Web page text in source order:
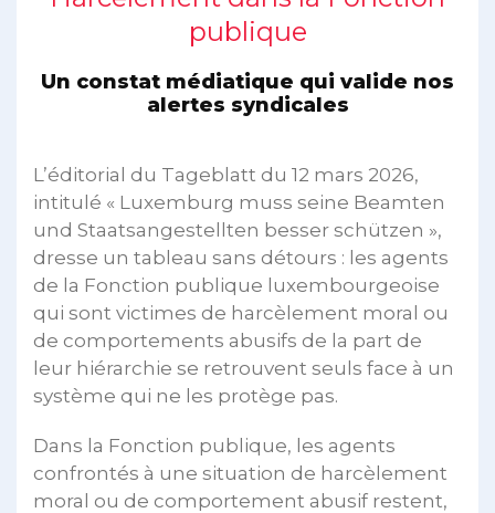
publique
Un constat médiatique qui valide nos
alertes syndicales
L’éditorial du Tageblatt du 12 mars 2026,
intitulé « Luxemburg muss seine Beamten
und Staatsangestellten besser schützen »,
dresse un tableau sans détours : les agents
de la Fonction publique luxembourgeoise
qui sont victimes de harcèlement moral ou
de comportements abusifs de la part de
leur hiérarchie se retrouvent seuls face à un
système qui ne les protège pas.
Dans la Fonction publique, les agents
confrontés à une situation de harcèlement
moral ou de comportement abusif restent,